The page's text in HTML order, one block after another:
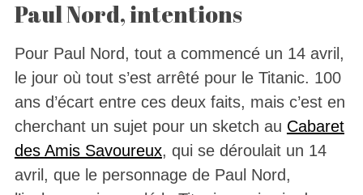
Paul Nord, intentions
Pour Paul Nord, tout a commencé un 14 avril,
le jour où tout s’est arrêté pour le Titanic. 100
ans d’écart entre ces deux faits, mais c’est en
cherchant un sujet pour un sketch au Cabaret
des Amis Savoureux, qui se déroulait un 14
avril, que le personnage de Paul Nord,